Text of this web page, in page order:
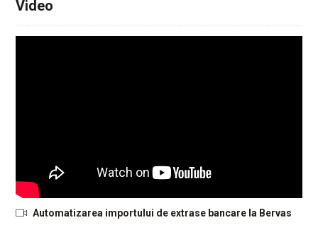
Video
Automatizarea importului de extrase bancare la Bervas